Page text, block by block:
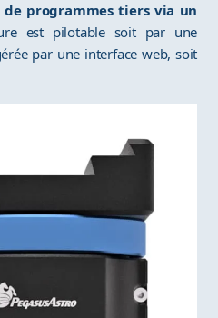
programmes tiers via un
est pilotable soit par une
par une interface web, soit